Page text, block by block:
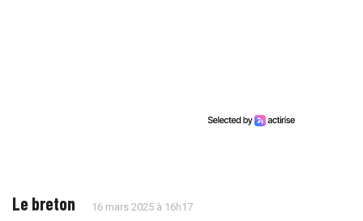
Le breton 16 mars 2025 à 16h17